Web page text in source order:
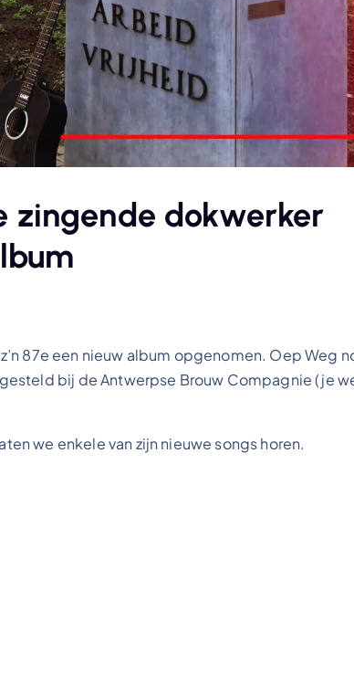
zingende dokwerker
87e een nieuw album opgenomen. Oep Weg
bij de Antwerpse Brouw Compagnie (je
we enkele van zijn nieuwe songs horen.